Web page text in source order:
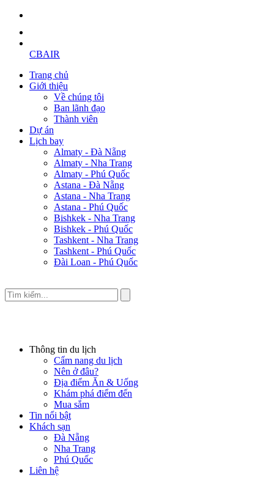
CBAIR
Trang chủ
Giới thiệu
Về chúng tôi
Ban lãnh đạo
Thành viên
Dự án
Lịch bay
Almaty - Đà Nẵng
Almaty - Nha Trang
Almaty - Phú Quốc
Astana - Đà Nẵng
Astana - Nha Trang
Astana - Phú Quốc
Bishkek - Nha Trang
Bishkek - Phú Quốc
Tashkent - Nha Trang
Tashkent - Phú Quốc
Đài Loan - Phú Quốc
Thông tin du lịch
Cẩm nang du lịch
Nên ở đâu?
Địa điểm Ăn & Uống
Khám phá điểm đến
Mua sắm
Tin nổi bật
Khách sạn
Đà Nẵng
Nha Trang
Phú Quốc
Liên hệ